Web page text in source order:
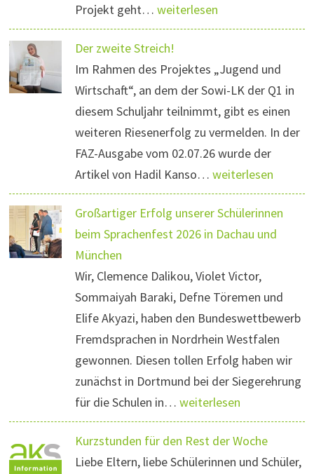
Projekt geht… weiterlesen
Der zweite Streich!
Im Rahmen des Projektes „Jugend und
Wirtschaft“, an dem der Sowi-LK der Q1 in
diesem Schuljahr teilnimmt, gibt es einen
weiteren Riesenerfolg zu vermelden. In der
FAZ-Ausgabe vom 02.07.26 wurde der
Artikel von Hadil Kanso… weiterlesen
Großartiger Erfolg unserer Schülerinnen
beim Sprachenfest 2026 in Dachau und
München
Wir, Clemence Dalikou, Violet Victor,
Sommaiyah Baraki, Defne Töremen und
Elife Akyazi, haben den Bundeswettbewerb
Fremdsprachen in Nordrhein Westfalen
gewonnen. Diesen tollen Erfolg haben wir
zunächst in Dortmund bei der Siegerehrung
für die Schulen in… weiterlesen
Kurzstunden für den Rest der Woche
Liebe Eltern, liebe Schülerinnen und Schüler,